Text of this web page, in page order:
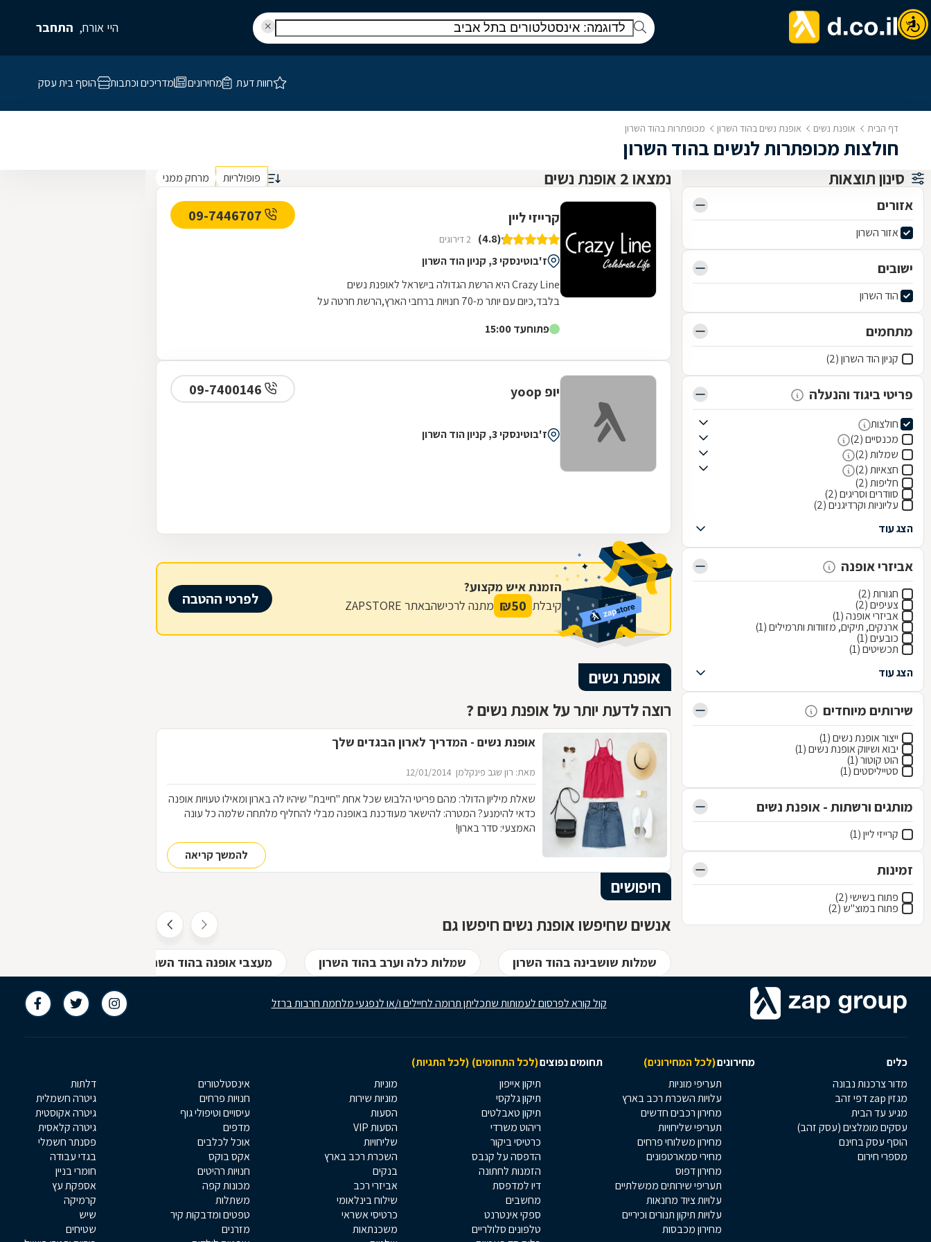
היי אורח, התחבר
חוות דעת מחירונים מדריכים וכתבות הוסף בית עסק
דף הבית אופנת נשים אופנת נשים בהוד השרון מכופתרות בהוד השרון
חולצות מכופתרות לנשים בהוד השרון
סינון תוצאות
אזורים
אזור השרון
ישובים
הוד השרון
מתחמים
קניון הוד השרון (2)
פריטי ביגוד והנעלה
חולצות
מכנסיים (2)
שמלות (2)
חצאיות (2)
חליפות (2)
סוודרים וסריגים (2)
עליוניות וקרדיגנים (2)
הצג עוד
אביזרי אופנה
חגורות (2)
צעיפים (2)
אביזרי אופנה (1)
ארנקים, תיקים, מזוודות ותרמילים (1)
כובעים (1)
תכשיטים (1)
הצג עוד
שירותים מיוחדים
ייצור אופנת נשים (1)
יבוא ושיווק אופנת נשים (1)
הוט קוטור (1)
סטייליסטים (1)
מותגים ורשתות - אופנת נשים
קרייזי ליין (1)
זמינות
פתוח בשישי (2)
פתוח במוצ"ש (2)
נמצאו 2 אופנת נשים פופולריות מרחק ממני
קרייזי ליין
(4.8) 2 דירוגים
ז'בוטינסקי 3, קניון הוד השרון
Crazy Line היא הרשת הגדולה בישראל לאופנת נשים
בלבד,כיום עם יותר מ-70 חנויות ברחבי הארץ,הרשת חרטה על
פתוחעד 15:00
יופ yoop
ז'בוטינסקי 3, קניון הוד השרון
הזמנת איש מקצוע?
קיבלת 50
₪ מתנה לרכישהבאתר ZAPSTORE לפרטי ההטבה
אופנת נשים
רוצה לדעת יותר על אופנת נשים ?
אופנת נשים - המדריך לארון הבגדים שלך
מאת: רון שגב פינקלמן 12/01/2014
שאלת מיליון הדולר: מהם פריטי הלבוש שכל אחת "חייבת" שיהיו לה בארון ומאילו טעויות אופנה
כדאי להימנע? המטרה: להישאר מעודכנת באופנה מבלי להחליף מלתחה שלמה כל עונה
האמצעי: סדר בארון!
להמשך קריאה
חיפושים
אנשים שחיפשו אופנת נשים חיפשו גם
שמלות שושבינה בהוד השרון שמלות כלה וערב בהוד השרון מעצבי אופנה בהוד השרון
קול קורא לפרסום לעמותות שתכליתן תרומה לחיילים ו/או לנפגעי מלחמת חרבות ברזל
כלים מחירונים(לכל המחירונים) תחומים נפוצים(לכל התחומים) (לכל התגיות)
מדור צרכנות נבונה
מגזין zap דפי זהב
מגיע עד הבית
עסקים מומלצים (עסק זהב)
הוסף עסק בחינם
מספרי חירום
תעריפי מוניות
עלויות השכרת רכב בארץ
מחירון רכבים חדשים
תעריפי שליחויות
מחירון משלוחי פרחים
מחירי סמארטפונים
מחירון דפוס
תעריפי שירותים ממשלתיים
עלויות ציוד מחנאות
עלויות תיקון תנורים וכיריים
מחירון מכבסות
תיקון אייפון
תיקון גלקסי
תיקון טאבלטים
ריהוט משרדי
כרטיסי ביקור
הדפסה על קנבס
הזמנות לחתונה
דיו למדפסת
מחשבים
ספקי אינטרנט
טלפונים סלולריים
מוניות
מוניות שירות
הסעות
הסעות VIP
שליחויות
השכרת רכב בארץ
בנקים
אביזרי רכב
שילוח בינלאומי
כרטיסי אשראי
משכנתאות
אינסטלטורים
חנויות פרחים
עיסויים וטיפולי גוף
מדפים
אוכל לכלבים
אקס בוקס
חנויות רהיטים
מכונות קפה
משתלות
טפטים ומדבקות קיר
מזרנים
דלתות
גיטרה חשמלית
גיטרה אקוסטית
גיטרה קלאסית
פסנתר חשמלי
בגדי עבודה
חומרי בניין
אספקת עץ
קרמיקה
שיש
שטיחים